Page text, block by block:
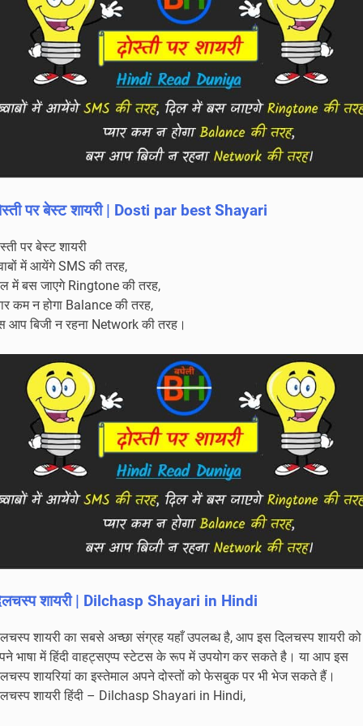
|
Happy
Diwali
Bagheli
shayari
पर बेस्ट शायरी | Dosti par best Shayari
पर बेस्ट शायरी
में आयेंगे SMS की तरह,
में बस जाएगे Ringtone की तरह,
कम न होगा Balance की तरह,
आप बिजी न रहना Network की तरह।
शायरी | Dilchasp Shayari in Hindi
शायरी का सबसे अच्छा संग्रह यहाँ उपलब्ध है, आप इस दिलचस्प शायरी को
भाषा में हिंदी वाहट्सएप्प स्टेटस के रूप में उपयोग कर सकते है। या आप इस
शायरियां का इस्तेमाल अपने दोस्तों को फेसबुक पर भी भेज सकते हैं।
शायरी हिंदी – Dilchasp Shayari in Hindi,